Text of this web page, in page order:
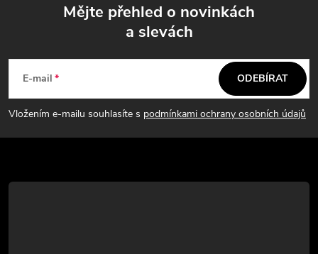
p
a
t
Mějte přehled o novinkách
a slevách
E-mail
Vložením e-mailu souhlasíte s podmínkami ochrany osobních údajů
ODEBÍRAT